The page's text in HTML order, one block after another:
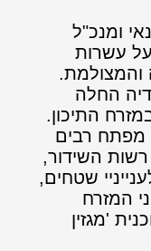
ומנכ"ל
עשרות
והמצולמת.
החלה
התיכון.
מפתח רבים
השידור,
שטחים,
המזרח
'מגזין